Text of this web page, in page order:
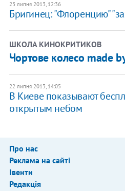
23 липня 2013, 12:36
Бригинец: "Флоренцию"
ШКОЛА КИНОКРИТИКОВ
Чортове колесо made
22 липня 2013, 14:05
В Киеве показывают
открытым небом
Про нас
Реклама на сайті
Івенти
Редакція